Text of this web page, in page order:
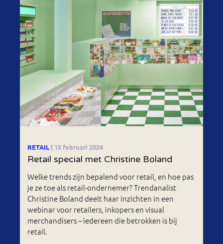
RETAIL | 15 februari 2024
Retail special met Christine Boland
Welke trends zijn bepalend voor retail, en hoe pas
je ze toe als retail-ondernemer? Trendanalist
Christine Boland deelt haar inzichten in een
webinar voor retailers, inkopers en visual
merchandisers – iedereen die betrokken is bij
retail.